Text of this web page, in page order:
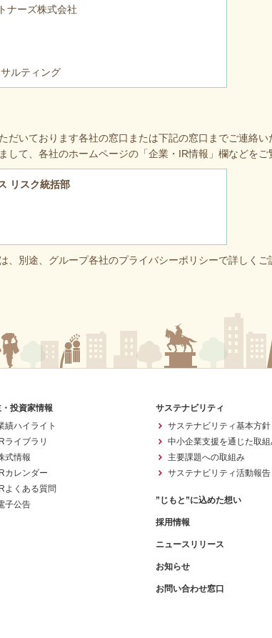
ナーズ株式会社
ルティング
だいております各社の窓口または下記の窓口までご連絡い
して、各社のホームページの「企業・IR情報」欄などをご
リスク統括部
、別途、グループ各社のプライバシーポリシーで詳しくご
投資家情報
績ハイライト
IRライブラリ
式情報
IRカレンダー
IRよくある質問
子公告
サステナビリティ
サステナビリティ基本方針
中小企業支援を通じた取
主要課題への取組み
サステナビリティ活動報告
”じもと”に込めた想い
採用情報
ニュースリリース
お知らせ
お問い合わせ窓口